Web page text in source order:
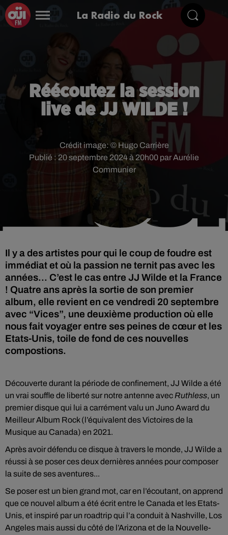
La Radio du Rock
Réécoutez la session
live de JJ WILDE !
Publié : 20 septembre 2024 à 20h00 par Aurélie
Communier
Crédit image: © Hugo Carrière
Il y a des artistes pour qui le coup de foudre est
immédiat et où la passion ne ternit pas avec les
années... C’est le cas entre JJ Wilde et la France
! Quatre ans après la sortie de son premier
album, elle revient en ce vendredi 20 septembre
avec “Vices”, une deuxième production où elle
nous fait voyager entre ses peines de cœur et les
Etats-Unis, toile de fond de ces nouvelles
compostions.
Découverte durant la période de confinement, JJ Wilde a été
un vrai souffle de liberté sur notre antenne avec Ruthless, un
premier disque qui lui a carrément valu un Juno Award du
Meilleur Album Rock (l’équivalent des Victoires de la
Musique au Canada) en 2021.
Après avoir défendu ce disque à travers le monde, JJ Wilde a
réussi à se poser ces deux dernières années pour composer
la suite de ses aventures...
Se poser est un bien grand mot, car en l’écoutant, on apprend
que ce nouvel album a été écrit entre le Canada et les Etats-
Unis, et inspiré par un roadtrip qui l’a conduit à Nashville, Los
Angeles mais aussi du côté de l’Arizona et de la Nouvelle-